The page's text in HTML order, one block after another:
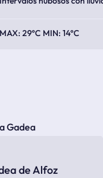
29ºC 14ºC
Gadea
de Alfoz